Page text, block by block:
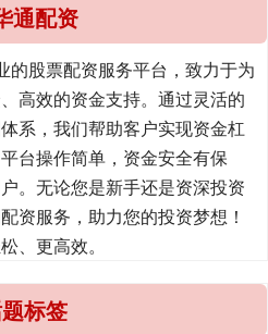
通配资
的股票配资服务平台，致力于为
高效的资金支持。通过灵活的
系，我们帮助客户实现资金杠
台操作简单，资金安全有保
。无论您是新手还是资深投资
资服务，助力您的投资梦想！
、更高效。
标签